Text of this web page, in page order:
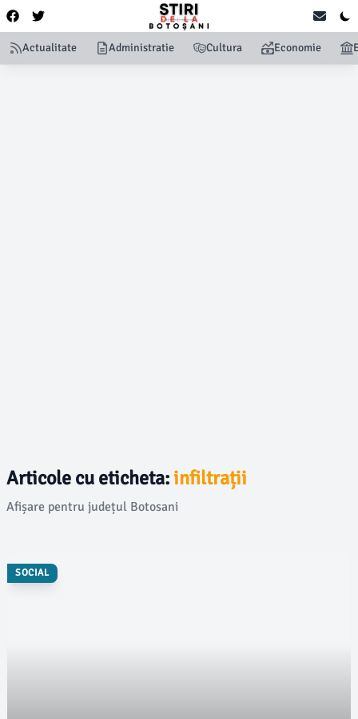
Actualitate Administratie Cultura Economie
Articole cu eticheta:infiltrații
Afișare pentru județul Botosani
SOCIAL